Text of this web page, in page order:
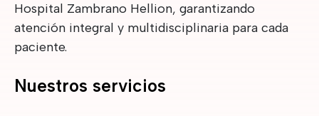
Hospital Zambrano Hellion, garantizando
atención integral y multidisciplinaria para cada
paciente.
Nuestros servicios